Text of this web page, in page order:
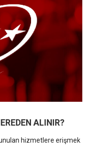
ALINIR?
hizmetlere erişmek